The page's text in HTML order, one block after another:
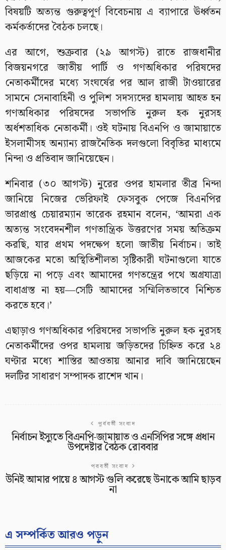
বিষয়টি অত্যন্ত গুরুত্বপূর্ণ বিবেচনায় এ ব্যাপারে ঊর্ধ্বতন
কর্মকর্তাদের বৈঠক চলছে।
এর আগে, শুক্রবার (২৯ আগস্ট) রাতে রাজধানীর
বিজয়নগরে জাতীয় পার্টি ও গণঅধিকার পরিষদের
নেতাকর্মীদের মধ্যে সংঘর্ষের পর আল রাজী টাওয়ারের
সামনে সেনাবাহিনী ও পুলিশ সদস্যদের হামলায় আহত হন
গণঅধিকার পরিষদের সভাপতি নুরুল হক নুরসহ
অর্ধশতাধিক নেতাকর্মী। ওই ঘটনায় বিএনপি ও জামায়াতে
ইসলামীসহ অন্যান্য রাজনৈতিক দলগুলো বিবৃতির মাধ্যমে
নিন্দা ও প্রতিবাদ জানিয়েছেন।
শনিবার (৩০ আগস্ট) নুরের ওপর হামলার তীব্র নিন্দা
জানিয়ে নিজের ভেরিফাই ফেসবুক পেজে বিএনপির
ভারপ্রাপ্ত চেয়ারম্যান তারেক রহমান বলেন, ‘আমরা এক
অত্যন্ত সংবেদনশীল গণতান্ত্রিক উত্তরণের সময় অতিক্রম
করছি, যার প্রথম পদক্ষেপ হলো জাতীয় নির্বাচন। তাই
আজকের মতো অস্থিতিশীলতা সৃষ্টিকারী ঘটনাগুলো যাতে
ছড়িয়ে না পড়ে এবং আমাদের গণতন্ত্রের পথে অগ্রযাত্রা
বাধাগ্রস্ত না হয়—সেটি আমাদের সম্মিলিতভাবে নিশ্চিত
করতে হবে।’
এছাড়াও গণঅধিকার পরিষদের সভাপতি নুরুল হক নুরসহ
নেতাকর্মীদের ওপর হামলায় জড়িতদের চিহ্নিত করে ২৪
ঘণ্টার মধ্যে শাস্তির আওতায় আনার দাবি জানিয়েছেন
দলটির সাধারণ সম্পাদক রাশেদ খান।
পূর্ববর্তী সংবাদ
নির্বাচন ইস্যুতে বিএনপি-জামায়াত ও এনসিপির সঙ্গে প্রধান
উপদেষ্টার বৈঠক রোববার
পরবর্তী সংবাদ
উনিই আমার পায়ে ৪ আগস্ট গুলি করেছে উনাকে আমি ছাড়ব
না
এ সম্পর্কিত আরও পড়ুন